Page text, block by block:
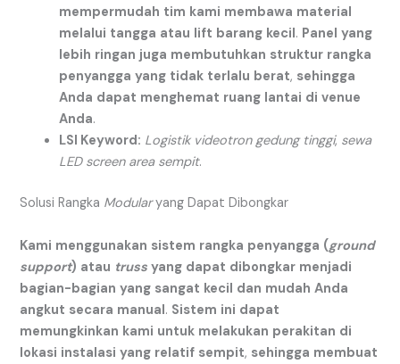
mempermudah tim kami membawa material
melalui tangga atau lift barang kecil. Panel yang
lebih ringan juga membutuhkan struktur rangka
penyangga yang tidak terlalu berat, sehingga
Anda dapat menghemat ruang lantai di venue
Anda.
LSI Keyword: Logistik videotron gedung tinggi, sewa
LED screen area sempit.
Solusi Rangka Modularyang Dapat Dibongkar
Kami menggunakan sistem rangka penyangga (ground
support) atau truss yang dapat dibongkar menjadi
bagian-bagian yang sangat kecil dan mudah Anda
angkut secara manual. Sistem ini dapat
memungkinkan kami untuk melakukan perakitan di
lokasi instalasi yang relatif sempit, sehingga membuat